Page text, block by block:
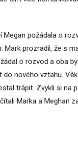
požádala o
Mark prozradil, že s
o rozvod a oba
do nového vztahu.
trápit. Zvykli si na
Marka a Meghan